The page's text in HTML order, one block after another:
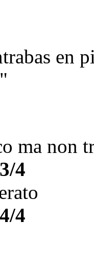
en
ma non
3/4
4/4